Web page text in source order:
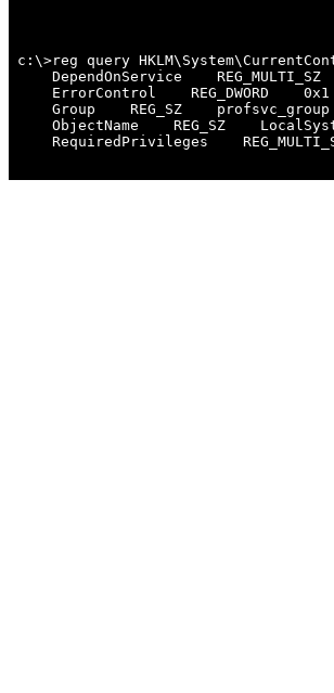
c:\>reg query
DependOnService    REG_MULTI_SZ
    ErrorControl    REG_DWORD    0x1
    Group    REG_SZ    profsvc_group
ObjectName    REG_SZ
RequiredPrivileges